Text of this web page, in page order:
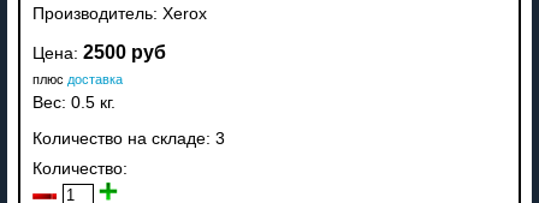
Производитель: Xerox
Цена: 2500 руб
плюс доставка
Вес: 0.5 кг.
Количество на складе: 3
Количество: